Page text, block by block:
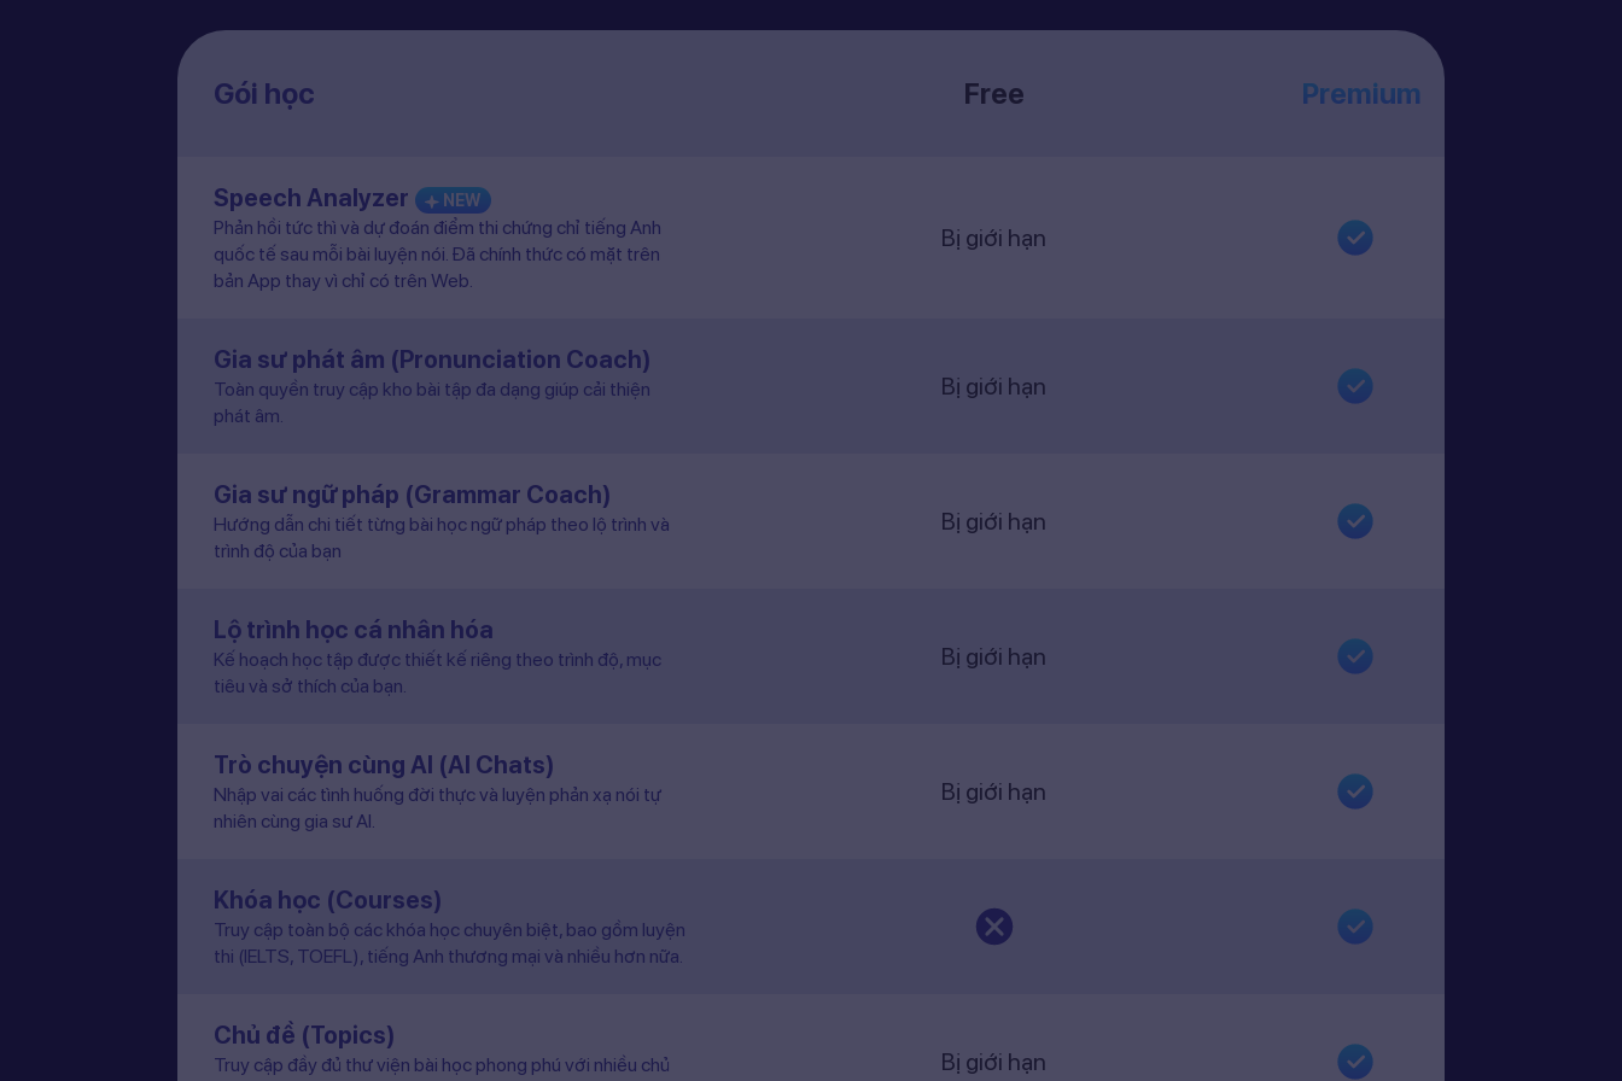
Gói học Free Premium
Speech Analyzer NEW
Phản hồi tức thì và dự đoán điểm thi chứng chỉ tiếng Anh
quốc tế sau mỗi bài luyện nói. Đã chính thức có mặt trên
bản App thay vì chỉ có trên Web.
Bị giới hạn
Gia sư phát âm (Pronunciation Coach)
Toàn quyền truy cập kho bài tập đa dạng giúp cải thiện
phát âm.
Bị giới hạn
Gia sư ngữ pháp (Grammar Coach)
Hướng dẫn chi tiết từng bài học ngữ pháp theo lộ trình và
trình độ của bạn
Bị giới hạn
Lộ trình học cá nhân hóa
Kế hoạch học tập được thiết kế riêng theo trình độ, mục
tiêu và sở thích của bạn.
Bị giới hạn
Trò chuyện cùng AI (AI Chats)
Nhập vai các tình huống đời thực và luyện phản xạ nói tự
nhiên cùng gia sư AI.
Bị giới hạn
Khóa học (Courses)
Truy cập toàn bộ các khóa học chuyên biệt, bao gồm luyện
thi (IELTS, TOEFL), tiếng Anh thương mại và nhiều hơn nữa.
Chủ đề (Topics)
Truy cập đầy đủ thư viện bài học phong phú với nhiều chủ
Bị giới hạn